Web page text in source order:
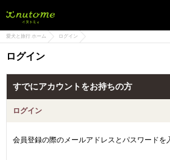
愛犬と旅行 ホーム ログイン
ログイン
すでにアカウントをお持ちの方
ログイン
会員登録の際のメールアドレスとパスワードを